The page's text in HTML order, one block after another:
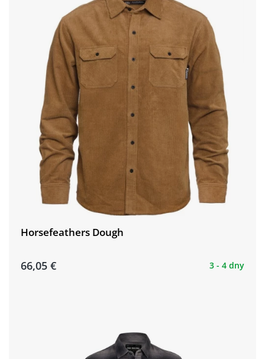
Horsefeathers Dough
66,05 € 3 - 4 dny